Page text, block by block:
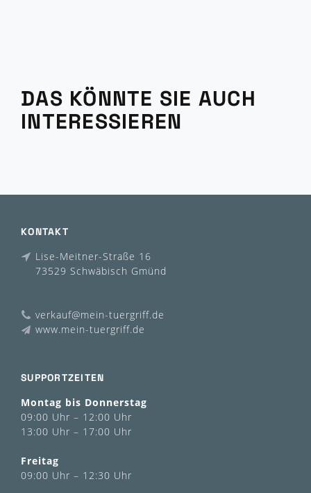
DAS KÖNNTE SIE AUCH
INTERESSIEREN
KONTAKT
Lise-Meitner-Straße 16
73529 Schwäbisch Gmünd
verkauf@mein-tuergriff.de
www.mein-tuergriff.de
SUPPORTZEITEN
Montag bis Donnerstag
09:00 Uhr – 12:00 Uhr
13:00 Uhr – 17:00 Uhr
Freitag
09:00 Uhr – 12:30 Uhr